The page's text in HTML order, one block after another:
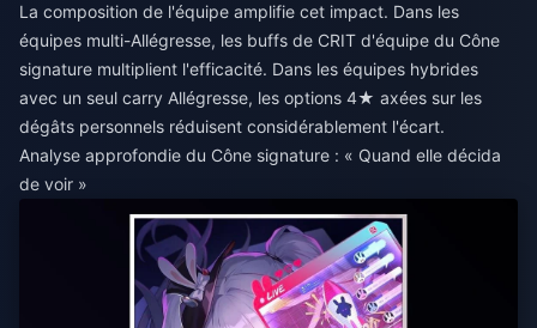
La composition de l'équipe amplifie cet impact. Dans les
équipes multi-Allégresse, les buffs de CRIT d'équipe du Cône
signature multiplient l'efficacité. Dans les équipes hybrides
avec un seul carry Allégresse, les options 4★ axées sur les
dégâts personnels réduisent considérablement l'écart.
Analyse approfondie du Cône signature : « Quand elle décida
de voir »